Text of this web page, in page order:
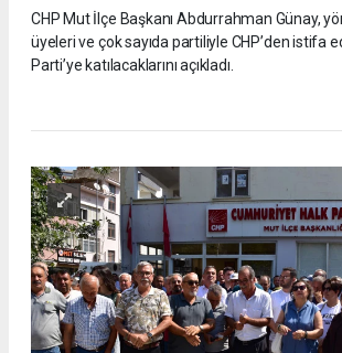
CHP Mut İlçe Başkanı Abdurrahman Günay,
üyeleri ve çok sayıda partiliyle CHP’den istifa
Parti’ye katılacaklarını açıkladı.